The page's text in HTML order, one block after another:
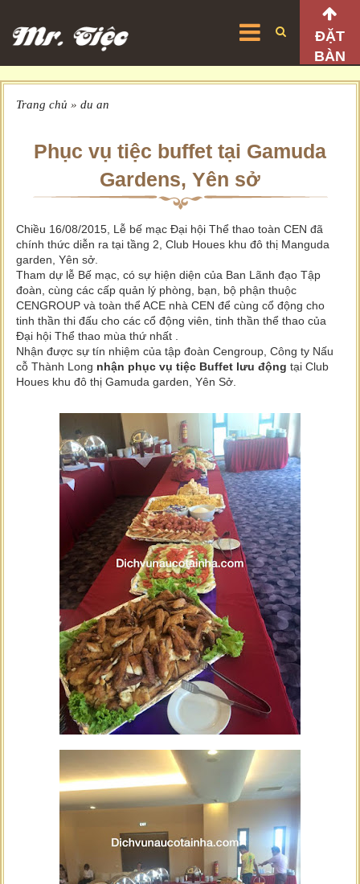
ĐẶT
BÀN
Trang chủ » du an
Phục vụ tiệc buffet tại Gamuda
Gardens, Yên sở
Chiều 16/08/2015, Lễ bế mạc Đại hội Thể thao toàn CEN đã
chính thức diễn ra tại tầng 2, Club Houes khu đô thị Manguda
garden, Yên sở.
Tham dự lễ Bế mạc, có sự hiện diện của Ban Lãnh đạo Tập
đoàn, cùng các cấp quản lý phòng, bạn, bộ phận thuộc
CENGROUP và toàn thể ACE nhà CEN để cùng cổ động cho
tinh thần thi đấu cho các cổ động viên, tinh thần thể thao của
Đại hội Thể thao mùa thứ nhất .
Nhận được sự tín nhiệm của tập đoàn Cengroup, Công ty Nấu
cỗ Thành Long nhận phục vụ tiệc Buffet lưu động tại Club
Houes khu đô thị Gamuda garden, Yên Sở.